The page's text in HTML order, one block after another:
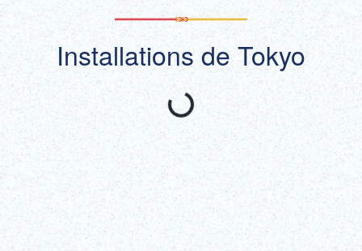
Installations de Tokyo
Recommandé